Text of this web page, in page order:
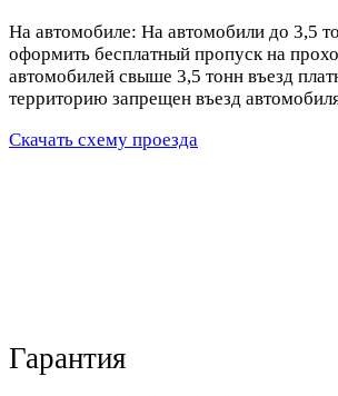
На автомобиле: На автомобили до 3,5
оформить бесплатный пропуск на
автомобилей свыше 3,5 тонн въезд
территорию запрещен въезд
Скачать схему проезда
Гарантия